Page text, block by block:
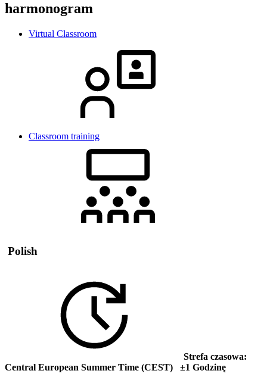
harmonogram
Virtual Classroom
Classroom training
Polish
Strefa czasowa:
Central European Summer Time (CEST) ±1 Godzinę